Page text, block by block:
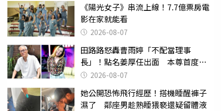
《陽光女子》串流上線！7.7億票房電
影在家就能看
2026-08-07
田路路怒轟曹雨婷「不配當理事
長」！點名姜厚任出面 本尊首度回
應了2026-08-07
她公開恐怖飛行經歷！搭機睡醒褲子
濕了 鄰座男趁熟睡猥褻還疑留體液